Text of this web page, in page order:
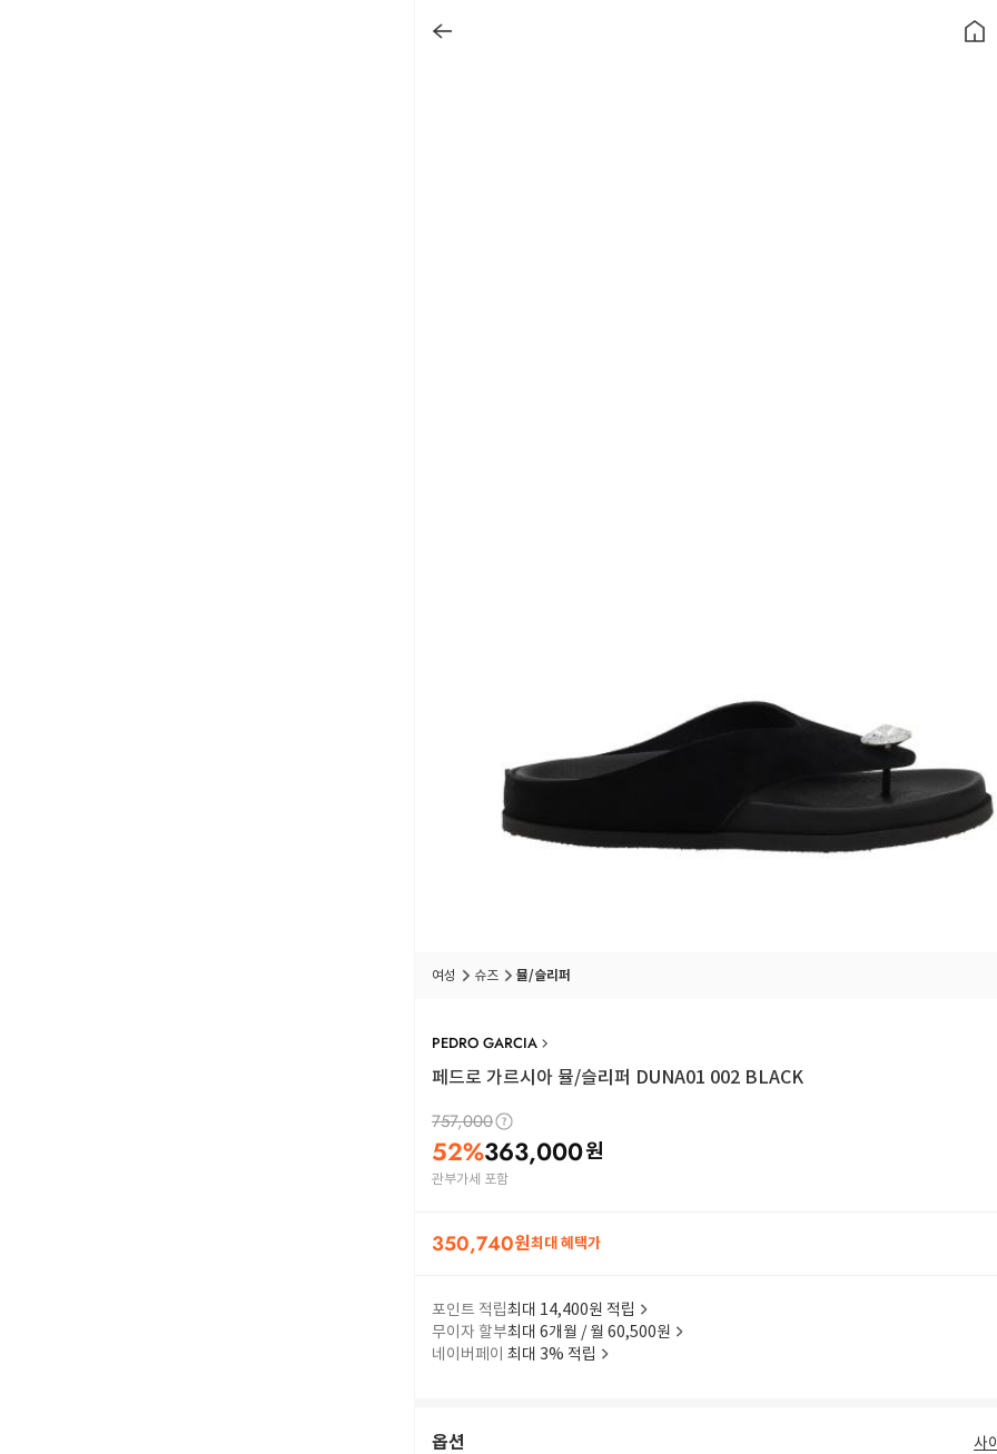
여성 슈즈 뮬/슬리퍼
PEDRO GARCIA
페드로 가르시아 뮬/슬리퍼 DUNA01 002 BLACK
757,000
52%363,000원
관부가세 포함
350,740원최대 혜택가
포인트 적립최대 14,400원 적립
무이자 할부최대 6개월 / 월 60,500원
네이버페이 최대 3% 적립
옵션 사